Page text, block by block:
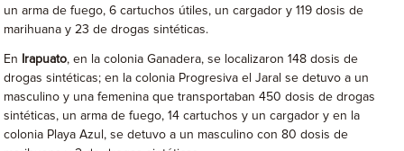
un arma de fuego, 6 cartuchos útiles, un cargador y 119 dosis de
marihuana y 23 de drogas sintéticas.
En Irapuato, en la colonia Ganadera, se localizaron 148 dosis de
drogas sintéticas; en la colonia Progresiva el Jaral se detuvo a un
masculino y una femenina que transportaban 450 dosis de drogas
sintéticas, un arma de fuego, 14 cartuchos y un cargador y en la
colonia Playa Azul, se detuvo a un masculino con 80 dosis de